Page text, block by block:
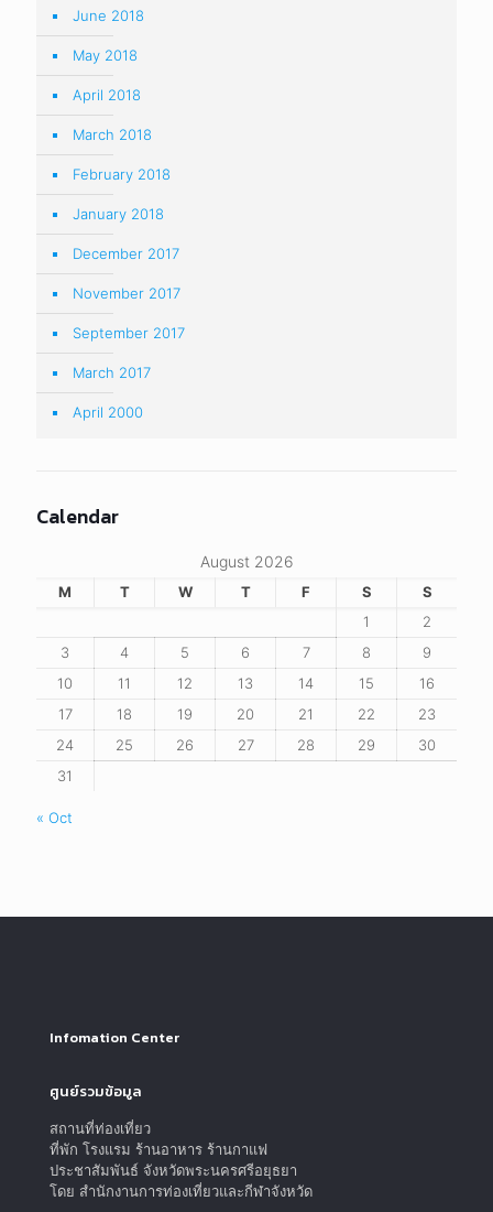
June 2018
May 2018
April 2018
March 2018
February 2018
January 2018
December 2017
November 2017
September 2017
March 2017
April 2000
Calendar
August 2026
M T W T F S
S
1
2
3
4 5 6 7 8
9
10
11 12 13 14 15
16
17
18 19 20 21 22
23
24
25 26 27 28 29
30
31
« Oct
Infomation Center
ศูนย์รวมข้อมูล
สถานที่ท่องเที่ยว
ที่พัก โรงแรม ร้านอาหาร ร้านกาแฟ
ประชาสัมพันธ์ จังหวัดพระนครศรีอยุธยา
โดย สำนักงานการท่องเที่ยวและกีฬาจังหวัด